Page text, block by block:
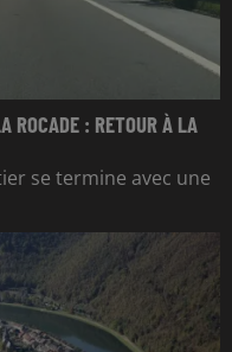
ROCADE : RETOUR À LA
se termine avec une